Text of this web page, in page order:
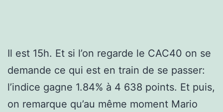
Il est 15h. Et si l’on regarde le CAC40 on se
demande ce qui est en train de se passer:
l’indice gagne 1.84% à 4 638 points. Et puis,
on remarque qu’au même moment Mario